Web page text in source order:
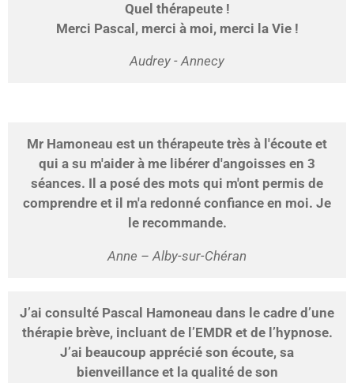
Quel thérapeute !
Merci Pascal, merci à moi, merci la Vie !
Audrey - Annecy
Mr Hamoneau est un thérapeute très à l'écoute et
qui a su m'aider à me libérer d'angoisses en 3
séances. Il a posé des mots qui m'ont permis de
comprendre et il m'a redonné confiance en moi. Je
le recommande.
Anne – Alby-sur-Chéran
J’ai consulté Pascal Hamoneau dans le cadre d’une
thérapie brève, incluant de l’EMDR et de l’hypnose.
J’ai beaucoup apprécié son écoute, sa
bienveillance et la qualité de son